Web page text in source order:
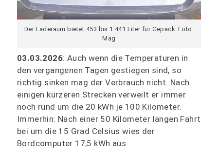
Der Laderaum bietet 453 bis 1.441 Liter für Gepäck. Foto:
Mag
03.03.2026: Auch wenn die Temperaturen in
den vergangenen Tagen gestiegen sind, so
richtig sinken mag der Verbrauch nicht. Nach
einigen kürzeren Strecken verweilt er immer
noch rund um die 20 kWh je 100 Kilometer.
Immerhin: Nach einer 50 Kilometer langen Fahrt
bei um die 15 Grad Celsius wies der
Bordcomputer 17,5 kWh aus.